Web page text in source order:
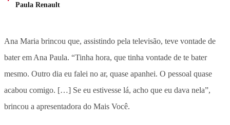
Paula Renault
Ana Maria brincou que, assistindo pela televisão, teve vontade de
bater em Ana Paula. “Tinha hora, que tinha vontade de te bater
mesmo. Outro dia eu falei no ar, quase apanhei. O pessoal quase
acabou comigo. […] Se eu estivesse lá, acho que eu dava nela”,
brincou a apresentadora do Mais Você.